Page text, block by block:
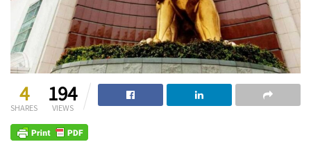
4
SHARES
194
VIEWS